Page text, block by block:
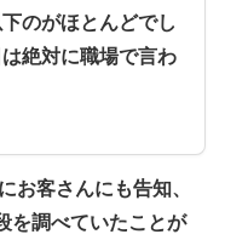
のがほとんどでし
絶対に職場で言わ
お客さんにも告知、
を調べていたことが